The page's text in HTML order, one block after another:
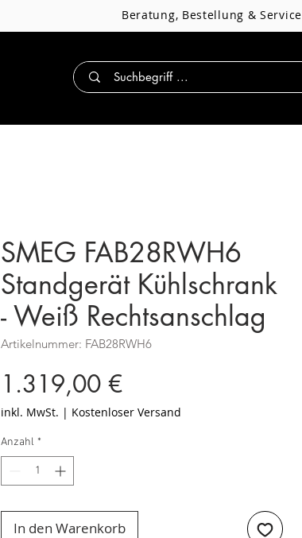
Beratung, Bestellung & Service
SMEG FAB28RWH6
Standgerät Kühlschrank
- Weiß Rechtsanschlag
Artikelnummer: FAB28RWH6
1.319,00 €Preis
inkl. MwSt. | Kostenloser Versand
Anzahl *
In den Warenkorb